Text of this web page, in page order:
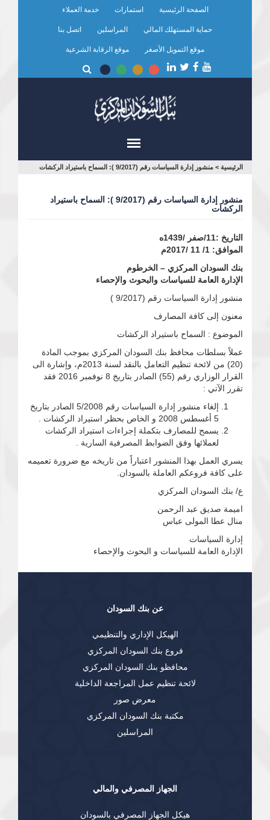
الصفحة الرئيسية استمارات خدمة العملاء
حماية المستهلك المالي المراسلين اتصل بنا
موقع التمويل الأصغر موقع الرقابة الشرعية
أنت
الرئيسية > منشور إدارة السياسات رقم (9/2017 ): السماح باستيراد الركشات
منشور إدارة السياسات رقم (9/2017 ): السماح باستيراد
الركشات
التاريخ :11/صفر /1439ه
الموافق: 1/ 11 /2017م
بنك السودان المركزي – الخرطوم
الإدارة العامة للسياسات والبحوث والإحصاء
منشور إدارة السياسات رقم (9/2017 )
معنون إلى كافة المصارف
الموضوع : السماح باستيراد الركشات
عملاً بسلطات محافظ بنك السودان المركزي بموجب المادة
(20) من لائحة تنظيم التعامل بالنقد لسنة 2013م، وإشارة الى
القرار الوزاري رقم (55) الصادر بتاريخ 8 نوفمبر 2016 فقد
تقرر الآتي :
إلغاء منشور إدارة السياسات رقم 5/2008 الصادر بتاريخ
5 أغسطس 2008 و الخاص بحظر استيراد الركشات .
يسمح للمصارف بتكملة إجراءات استيراد الركشات
لعملائها وفق الضوابط المصرفية السارية .
يسري العمل بهذا المنشور اعتباراً من تاريخه مع ضرورة تعميمه
على كافة فروعكم العاملة بالسودان.
ع/ بنك السودان المركزي
اميمة صديق عبد الرحمن
منال عطا المولى عباس
إدارة السياسات
الإدارة العامة للسياسات و البحوث والإحصاء
عن بنك السودان
الهيكل الإداري والتنظيمي
فروع بنك السودان المركزي
محافظو بنك السودان المركزي
لائحة تنظيم عمل المراجعة الداخلية
معرض صور
مكتبة بنك السودان المركزي
المراسلين
الجهاز المصرفي والمالي
هيكل الجهاز المصرفي بالسودان